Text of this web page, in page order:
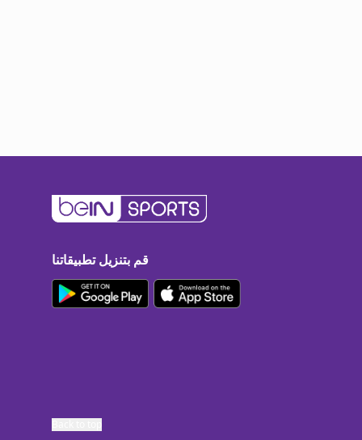
قم بتنزيل تطبيقاتنا